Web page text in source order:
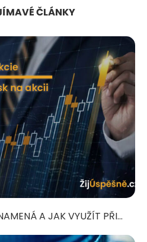
ČLÁNKY
A JAK VYUŽÍT PŘI...